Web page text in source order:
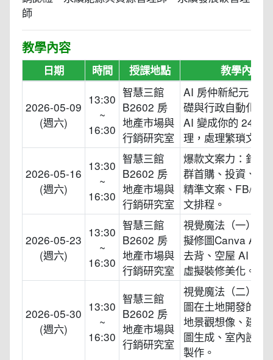
師
教學內容
日期 時間 授課地點 教學內容
2026-05-09
(週六)
13:30
~
16:30
智慧三館
B2602 房
地產市場與
行銷研究室
AI 房仲新紀元：
礎與行政自動化 學
AI 變成你的 24 小
理，處理繁瑣文字
2026-05-16
(週六)
13:30
~
16:30
智慧三館
B2602 房
地產市場與
行銷研究室
爆款文案力：針對
群首購、投資、換
精準文案、FB/IG
文排程。
2026-05-23
(週六)
13:30
~
16:30
智慧三館
B2602 房
地產市場與
行銷研究室
視覺魔法（一）：
擬修圖Canva AI、
去背、空屋 AI 加
虛擬裝修美化。
2026-05-30
(週六)
13:30
~
16:30
智慧三館
B2602 房
地產市場與
行銷研究室
視覺魔法（二）：
圖在土地開發的應
地景觀想像、建築
圖生成、室內設計
製作。